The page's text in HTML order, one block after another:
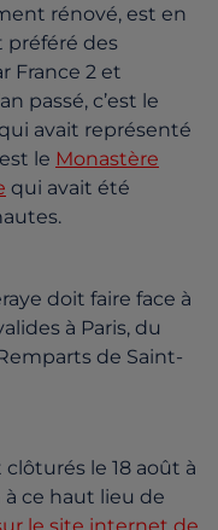
rénové, est en
préféré des
France 2 et
passé, c’est le
avait représenté
le Monastère
qui avait été
doit faire face à
à Paris, du
de Saint-
le 18 août à
ce haut lieu de